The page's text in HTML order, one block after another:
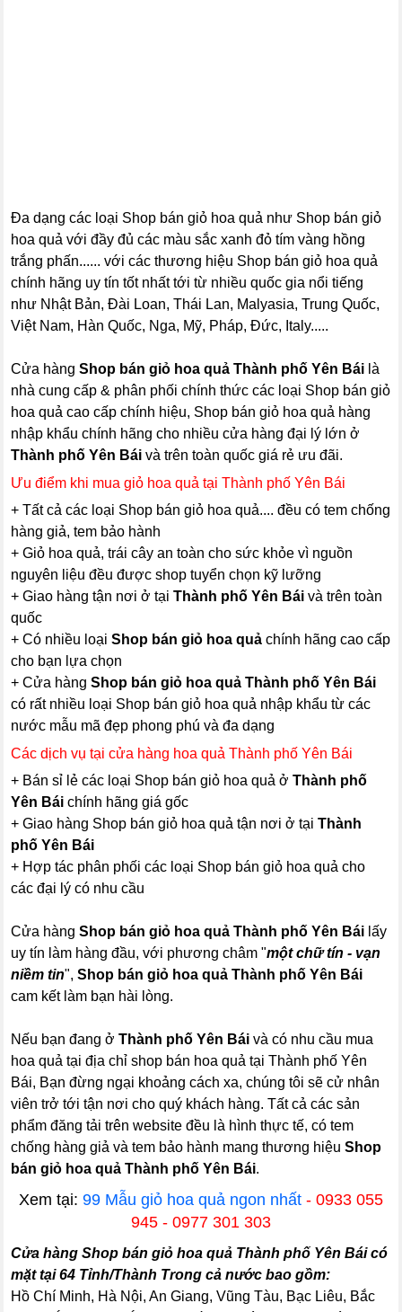
Đa dạng các loại Shop bán giỏ hoa quả như Shop bán giỏ
hoa quả với đầy đủ các màu sắc xanh đỏ tím vàng hồng
trắng phấn...... với các thương hiệu Shop bán giỏ hoa quả
chính hãng uy tín tốt nhất tới từ nhiều quốc gia nổi tiếng
như Nhật Bản, Đài Loan, Thái Lan, Malyasia, Trung Quốc,
Việt Nam, Hàn Quốc, Nga, Mỹ, Pháp, Đức, Italy.....
Cửa hàngShop bán giỏ hoa quả Thành phố Yên Bái là
nhà cung cấp & phân phối chính thức các loại Shop bán giỏ
hoa quả cao cấp chính hiệu, Shop bán giỏ hoa quả hàng
nhập khẩu chính hãng cho nhiều cửa hàng đại lý lớn ở
Thành phố Yên Bái và trên toàn quốc giá rẻ ưu đãi.
Ưu điểm khi mua giỏ hoa quả tại Thành phố Yên Bái
+ Tất cả các loại Shop bán giỏ hoa quả.... đều có tem chống
hàng giả, tem bảo hành
+ Giỏ hoa quả, trái cây an toàn cho sức khỏe vì nguồn
nguyên liệu đều được shop tuyển chọn kỹ lưỡng
+ Giao hàng tận nơi ở tạiThành phố Yên Bái và trên toàn
quốc
+ Có nhiều loạiShop bán giỏ hoa quả chính hãng cao cấp
cho bạn lựa chọn
+ Cửa hàngShop bán giỏ hoa quả Thành phố Yên Bái
có rất nhiều loại Shop bán giỏ hoa quả nhập khẩu từ các
nước mẫu mã đẹp phong phú và đa dạng
Các dịch vụ tại cửa hàng hoa quả Thành phố Yên Bái
+ Bán sỉ lẻ các loại Shop bán giỏ hoa quả ởThành phố
Yên Bái chính hãng giá gốc
+ Giao hàng Shop bán giỏ hoa quả tận nơi ở tạiThành
phố Yên Bái
+ Hợp tác phân phối các loại Shop bán giỏ hoa quả cho
các đại lý có nhu cầu
Cửa hàngShop bán giỏ hoa quả Thành phố Yên Bái lấy
uy tín làm hàng đầu, với phương châm "một chữ tín - vạn
niềm tin",Shop bán giỏ hoa quả Thành phố Yên Bái
cam kết làm bạn hài lòng.
Nếu bạn đang ởThành phố Yên Bái và có nhu cầu mua
hoa quả tại địa chỉ shop bán hoa quả tại Thành phố Yên
Bái, Bạn đừng ngại khoảng cách xa, chúng tôi sẽ cử nhân
viên trở tới tận nơi cho quý khách hàng. Tất cả các sản
phẩm đăng tải trên website đều là hình thực tế, có tem
chống hàng giả và tem bảo hành mang thương hiệuShop
bán giỏ hoa quả Thành phố Yên Bái.
Xem tại: 99 Mẫu giỏ hoa quả ngon nhất - 0933 055
945 - 0977 301 303
Cửa hàng Shop bán giỏ hoa quả Thành phố Yên Bái có
mặt tại 64 Tỉnh/Thành Trong cả nước bao gồm:
Hồ Chí Minh, Hà Nội, An Giang, Vũng Tàu, Bạc Liêu, Bắc